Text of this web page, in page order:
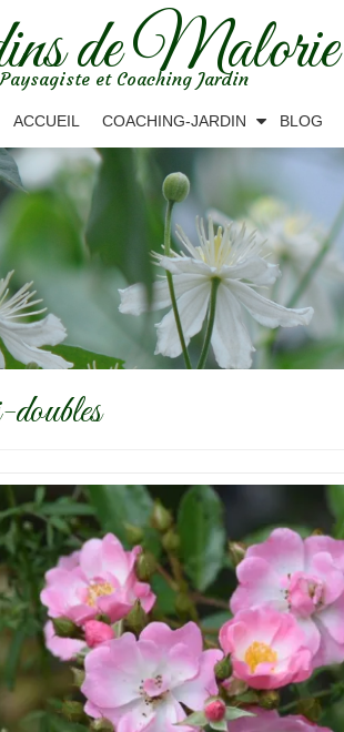
de Malorie
et Coaching Jardin
ACCUEIL COACHING-JARDIN BLOG
doubles